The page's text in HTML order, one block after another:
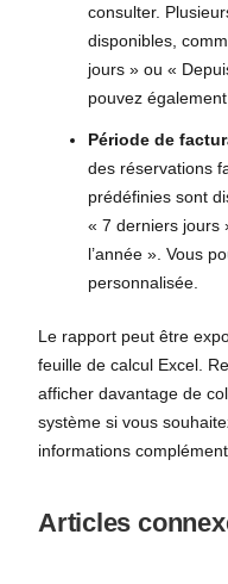
consulter.
disponibles,
jours » ou «
pouvez
Période de
des réservations
prédéfinies sont
« 7 derniers jours
l’année ». Vous
personnalisée.
Le rapport peut être
feuille de calcul Excel.
afficher davantage de
système si vous
informations
Articles